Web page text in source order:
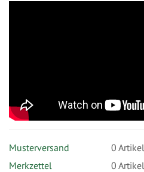
Musterversand 0 Artikel
Merkzettel
0 Artikel